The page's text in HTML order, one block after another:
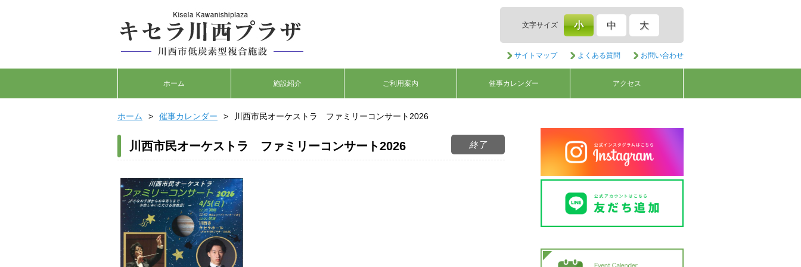
文字サイズ 小 中 大
サイトマップ よくある質問 お問い合わせ
ホーム 施設紹介 ご利用案内 催事カレンダー アクセス
ホーム 催事カレンダー 川西市民オーケストラ ファミリーコンサート2026
終了
川西市民オーケストラ ファミリーコンサート2026